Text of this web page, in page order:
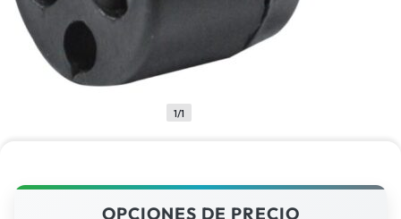
1/1
OPCIONES DE PRECIO